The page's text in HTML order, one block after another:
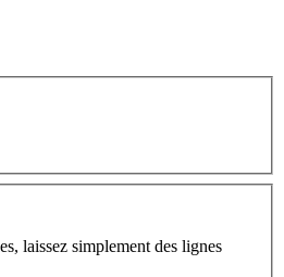
laissez simplement des lignes